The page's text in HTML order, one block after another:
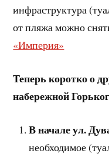
инфраструктура
от пляжа можно
«Империя»
Теперь коротко о
набережной
В начале ул.
необходимое